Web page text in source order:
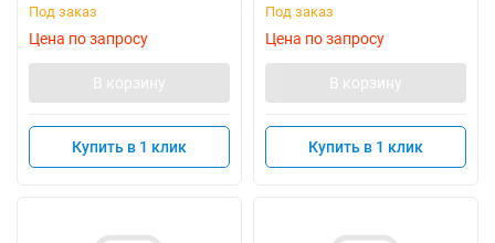
Под заказ
Цена по запросу
В корзину
Купить в 1 клик
Под заказ
Цена по запросу
В корзину
Купить в 1 клик